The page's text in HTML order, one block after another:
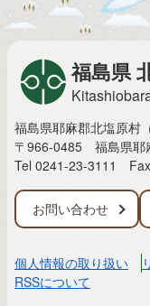
福島県
福島県耶麻郡北塩原村
〒966-0485 福島県耶
Tel 0241-23-3111
お問い合わせ
個人情報の取り扱い
RSSについて